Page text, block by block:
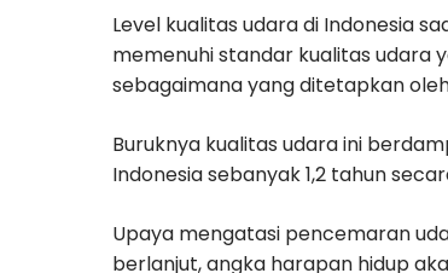
Level kualitas udara di Indonesia
memenuhi standar kualitas udara
sebagaimana yang ditetapkan
Buruknya kualitas udara ini
Indonesia sebanyak 1,2 tahun
Upaya mengatasi pencemaran
berlanjut, angka harapan hidup